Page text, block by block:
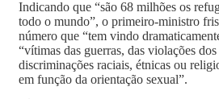
Indicando que “são 68 milhões os
todo o mundo”, o primeiro-ministro
número que “tem vindo
“vítimas das guerras, das violações
discriminações raciais, étnicas ou
em função da orientação sexual”.